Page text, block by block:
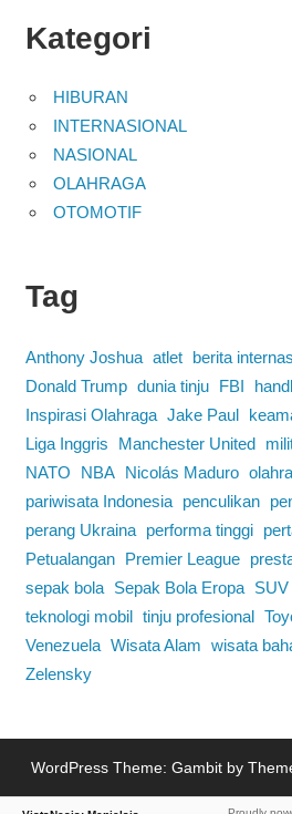
Kategori
HIBURAN
INTERNASIONAL
NASIONAL
OLAHRAGA
OTOMOTIF
Tag
Anthony Joshua atlet berita
Donald Trump dunia tinju FBI
Inspirasi Olahraga Jake Paul
Liga Inggris
Manchester United
NATO
NBA Nicolás Maduro
pariwisata Indonesia
penculikan
perang Ukraina
performa tinggi
Petualangan
Premier League
sepak bola
Sepak Bola Eropa SUV
teknologi mobil tinju profesional
Venezuela Wisata Alam wisata
Zelensky
WordPress Theme: Gambit by